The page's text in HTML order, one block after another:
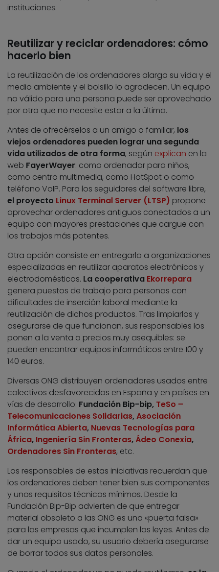
instituciones.
Reutilizar y reciclar ordenadores: cómo
hacerlo bien
La reutilización de los ordenadores alarga su vida y el
medio ambiente y el bolsillo lo agradecen. Un equipo
no válido para una persona puede ser aprovechado
por otra que no necesite estar a la última.
Antes de ofrecérselos a un amigo o familiar, los
viejos ordenadores pueden lograr una segunda
vida utilizados de otra forma, según explican en la
web FayerWayer: como ordenador para niños,
como centro multimedia, como HotSpot o como
teléfono VoIP. Para los seguidores del software libre,
el proyecto Linux Terminal Server (LTSP) propone
aprovechar ordenadores antiguos conectados a un
equipo con mayores prestaciones que cargue con
los trabajos más potentes.
Otra opción consiste en entregarlo a organizaciones
especializadas en reutilizar aparatos electrónicos y
electrodomésticos. La cooperativa Ekorrepara
genera puestos de trabajo para personas con
dificultades de inserción laboral mediante la
reutilización de dichos productos. Tras limpiarlos y
asegurarse de que funcionan, sus responsables los
ponen a la venta a precios muy asequibles: se
pueden encontrar equipos informáticos entre 100 y
140 euros.
Diversas ONG distribuyen ordenadores usados entre
colectivos desfavorecidos en España y en países en
vías de desarrollo: Fundación Bip-bip, TeSo –
Telecomunicaciones Solidarias,Asociación
Informática Abierta, Nuevas Tecnologías para
África, Ingeniería Sin Fronteras, Ádeo Conexia,
Ordenadores Sin Fronteras, etc.
Los responsables de estas iniciativas recuerdan que
los ordenadores deben tener bien sus componentes
y unos requisitos técnicos mínimos. Desde la
Fundación Bip-Bip advierten de que entregar
material obsoleto a las ONG es una «puerta falsa»
para las empresas que incumplen las leyes. Antes de
dar un equipo usado, su usuario debería asegurarse
de borrar todos sus datos personales.